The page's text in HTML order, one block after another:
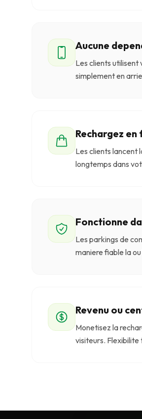
Aucune
Les clients
simplement en
Rechargez
Les clients lancent
longtemps dans
Fonctionne
Les parkings de
maniere fiable la
Revenu ou
Monetisez la
visiteurs. Flexibilite